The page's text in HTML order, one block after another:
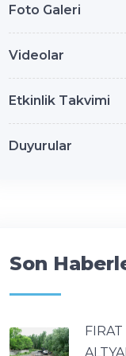
Foto Galeri
Videolar
Etkinlik Takvimi
Duyurular
Son